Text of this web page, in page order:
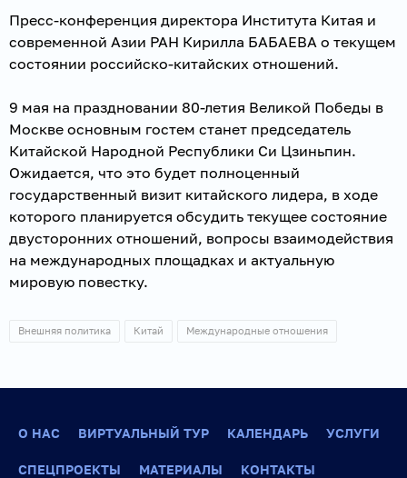
Пресс-конференция директора Института Китая и
современной Азии РАН Кирилла БАБАЕВА о текущем
состоянии российско-китайских отношений.
9 мая на праздновании 80-летия Великой Победы в
Москве основным гостем станет председатель
Китайской Народной Республики Си Цзиньпин.
Ожидается, что это будет полноценный
государственный визит китайского лидера, в ходе
которого планируется обсудить текущее состояние
двусторонних отношений, вопросы взаимодействия
на международных площадках и актуальную
мировую повестку.
Внешняя политика Китай Международные отношения
О НАС ВИРТУАЛЬНЫЙ ТУР КАЛЕНДАРЬ УСЛУГИ
СПЕЦПРОЕКТЫ МАТЕРИАЛЫ КОНТАКТЫ